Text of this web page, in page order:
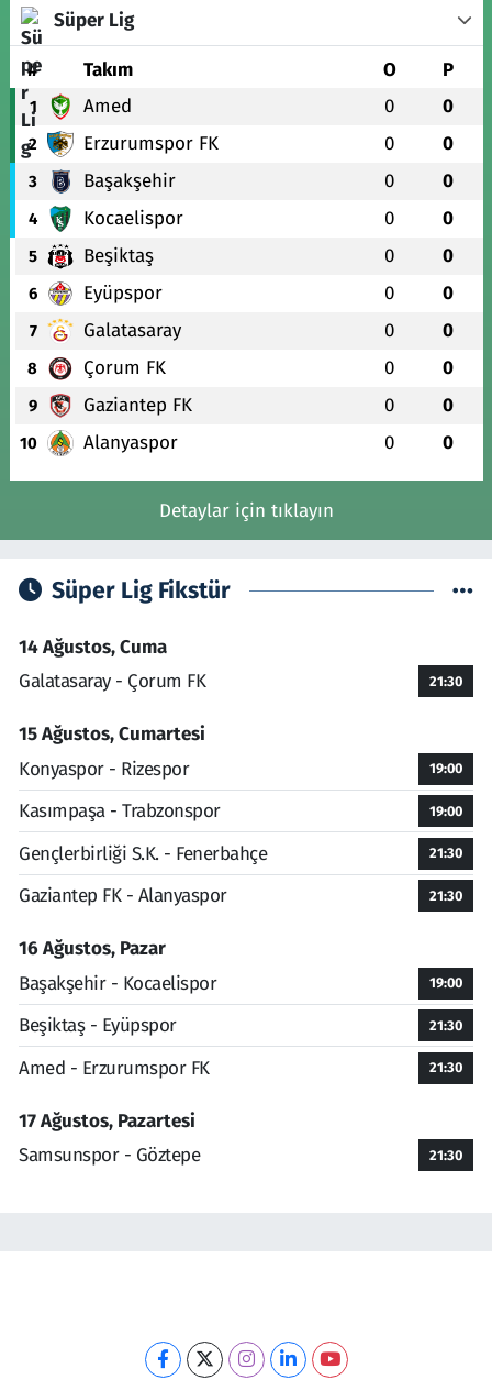
Süper Lig
# Takım O P
1 Amed 0 0
2 Erzurumspor FK 0 0
3 Başakşehir 0 0
4 Kocaelispor 0 0
5 Beşiktaş 0 0
6 Eyüpspor 0 0
7 Galatasaray 0 0
8 Çorum FK 0 0
9 Gaziantep FK 0 0
10 Alanyaspor 0 0
Detaylar için tıklayın
Süper Lig Fikstür
14 Ağustos, Cuma
Galatasaray - Çorum FK
21:30
15 Ağustos, Cumartesi
Konyaspor - Rizespor
19:00
Kasımpaşa - Trabzonspor 19:00
Gençlerbirliği S.K. - Fenerbahçe 21:30
Gaziantep FK - Alanyaspor 21:30
16 Ağustos, Pazar
Başakşehir - Kocaelispor
19:00
Beşiktaş - Eyüpspor 21:30
Amed - Erzurumspor FK 21:30
17 Ağustos, Pazartesi
Samsunspor - Göztepe
21:30